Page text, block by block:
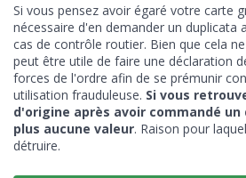
Si vous pensez avoir égaré votre carte
nécessaire d'en demander un duplicata
cas de contrôle routier. Bien que cela
peut être utile de faire une déclaration
forces de l'ordre afin de se prémunir
utilisation frauduleuse. Si vous
d'origine après avoir commandé
plus aucune valeur. Raison pour
détruire.